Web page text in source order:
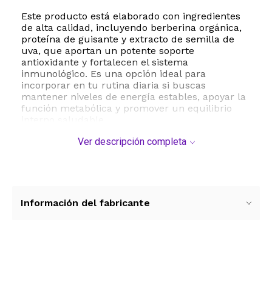
Este producto está elaborado con ingredientes
de alta calidad, incluyendo berberina orgánica,
proteína de guisante y extracto de semilla de
uva, que aportan un potente soporte
antioxidante y fortalecen el sistema
inmunológico. Es una opción ideal para
incorporar en tu rutina diaria si buscas
mantener niveles de energía estables, apoyar la
función metabólica y promover un equilibrio
El suplemento se presenta en un frasco con 120
modificados sin OMG, adaptándose
Ver descripción completa
Información del fabricante